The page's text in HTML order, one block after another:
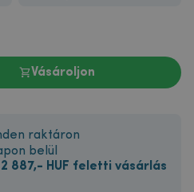
Vásároljon
raktáron
belül
12 887,- HUF feletti vásárlás